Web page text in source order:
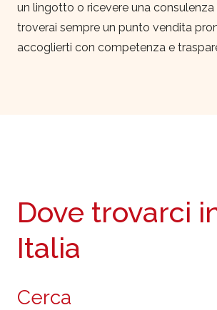
un lingotto o ricevere una consulenza
troverai sempre un punto vendita
accoglierti con competenza e
Cerca
Dove trovarci
Italia